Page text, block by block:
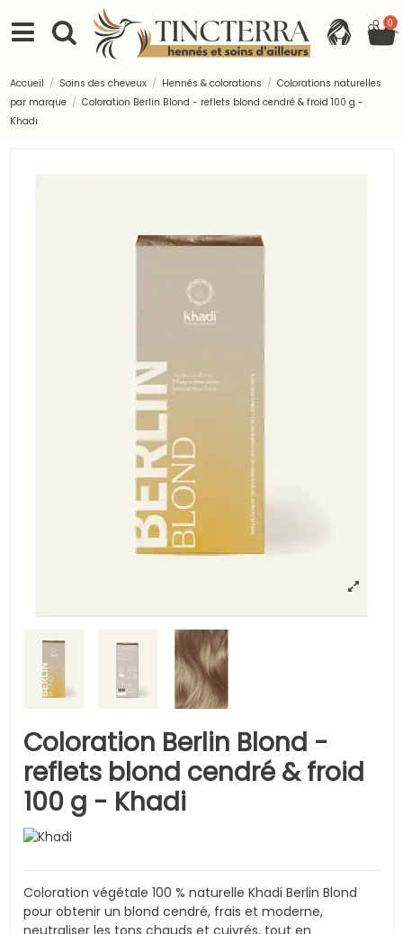
0
Accueil Soins des cheveux Hennés & colorations
Colorations naturelles
par marque
Coloration Berlin Blond - reflets blond cendré & froid 100 g -
Khadi
Coloration Berlin Blond -
reflets blond cendré & froid
100 g - Khadi
Coloration végétale 100 % naturelle Khadi Berlin Blond
pour obtenir un blond cendré, frais et moderne,
neutraliser les tons chauds et cuivrés, tout en